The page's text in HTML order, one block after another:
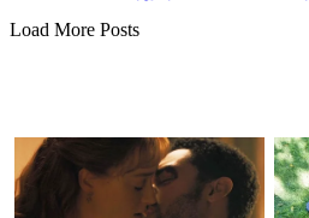
Load More Posts